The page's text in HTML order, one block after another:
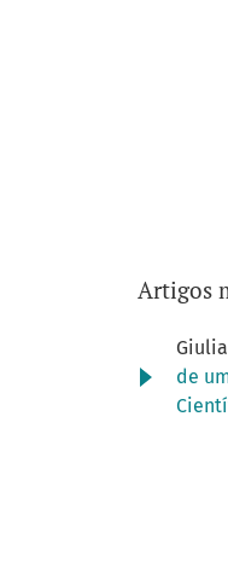
Artigos
de